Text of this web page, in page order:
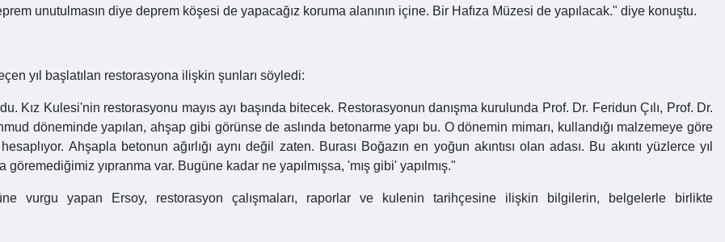
unutulmasın diye deprem köşesi de yapacağız koruma alanının içine. Bir Hafıza Müzesi de yapılacak." diye konuştu.
yıl başlatılan restorasyona ilişkin şunları söyledi:
Kız Kulesi'nin restorasyonu mayıs ayı başında bitecek. Restorasyonun danışma kurulunda Prof. Dr. Feridun Çılı, Prof. Dr.
döneminde yapılan, ahşap gibi görünse de aslında betonarme yapı bu. O dönemin mimarı, kullandığı malzemeye göre
Ahşapla betonun ağırlığı aynı değil zaten. Burası Boğazın en yoğun akıntısı olan adası. Bu akıntı yüzlerce yıl
yıpranma var. Bugüne kadar ne yapılmışsa, 'mış gibi' yapılmış."
vurgu yapan Ersoy, restorasyon çalışmaları, raporlar ve kulenin tarihçesine ilişkin bilgilerin, belgelerle birlikte